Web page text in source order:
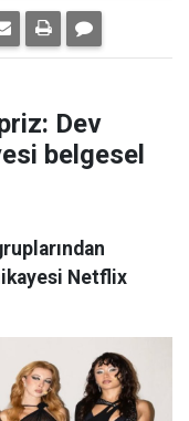
Dev
belgesel
Netflix